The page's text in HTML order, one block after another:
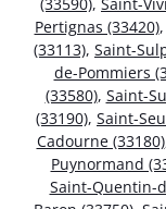
Pertignas (33420),
(33113), Saint-
de-Pommiers
(33580), Saint-
(33190), Saint-
Cadourne (33180)
Puynormand
Saint-Quentin-